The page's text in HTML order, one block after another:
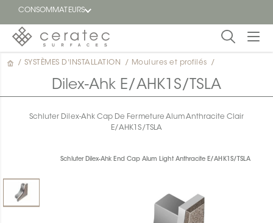
CONSOMMATEURS
En
vedette
détaillant
/ SYSTÈMES D'INSTALLATION / Moulures et profilés /
Dilex-Ahk E/AHK1S/TSLA
Schluter Dilex-Ahk Cap De Fermeture Alum Anthracite Clair
E/AHK1S/TSLA
Schluter Dilex-Ahk End Cap Alum Light Anthracite E/AHK1S/TSLA